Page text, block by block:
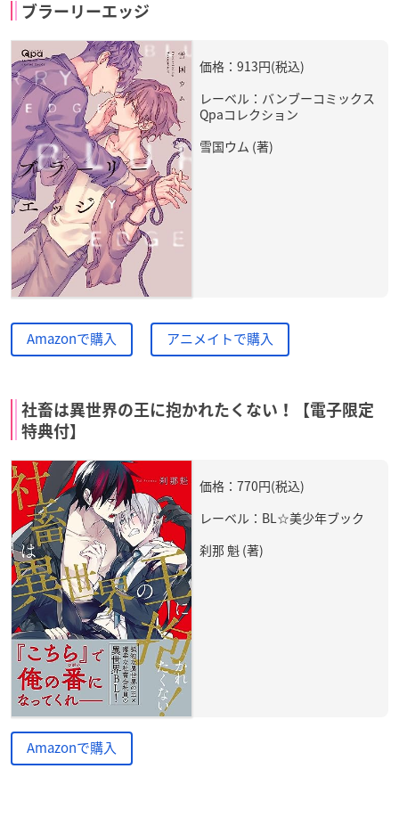
ブラーリーエッジ
価格：913円(税込)
レーベル：バンブーコミックス
Qpaコレクション
雪国ウム (著)
Amazonで購入 アニメイトで購入
社畜は異世界の王に抱かれたくない！【電子限定
特典付】
価格：770円(税込)
レーベル：BL☆美少年ブック
刹那 魁 (著)
Amazonで購入